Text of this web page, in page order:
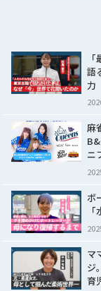
語
力
麻
ニ
ボ
マ
ジ
育